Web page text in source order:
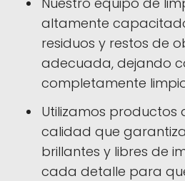
altamente
residuos y restos de
adecuada, dejando
completamente
Utilizamos productos
calidad que
brillantes y libres de
cada detalle para